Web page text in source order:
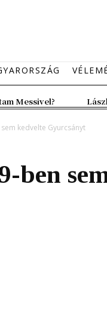
Messivel?
kedvelte Gyurcsányt
ben